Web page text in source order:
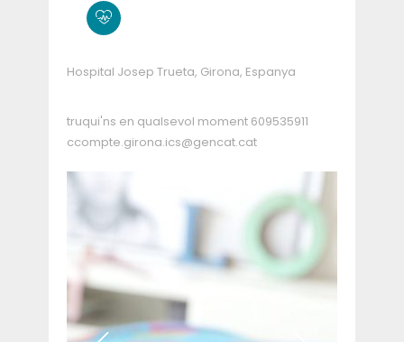
Hospital Josep Trueta, Girona, Espanya
truqui'ns en qualsevol moment 609535911
ccompte.girona.ics@gencat.cat